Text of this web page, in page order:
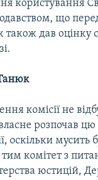
користування
що
дав оцінку
комісії не
розпочав
оскільки
комітет з
юстицій,